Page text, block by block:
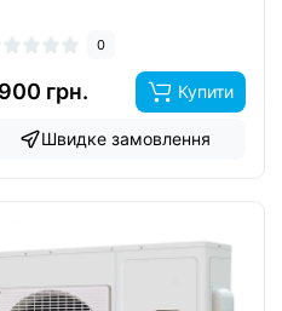
0
грн. Купити
Швидке замовлення